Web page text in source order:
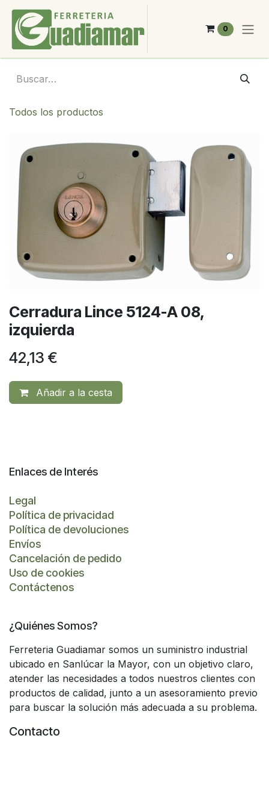
Ir al contenido
0
Todos los productos
Cerradura Lince 5124-A 08,
izquierda
42,13 €
Añadir a la cesta
Enlaces de Interés
Legal
Política de privacidad
Política de devoluciones
Envíos
Cancelación de pedido
Uso de cookies
Contáctenos
¿Quiénes Somos?
Ferreteria Guadiamar somos un suministro industrial
ubicado en Sanlúcar la Mayor, con un objetivo claro,
atender las necesidades a todos nuestros clientes con
productos de calidad, junto a un asesoramiento previo
para buscar la solución más adecuada a su problema.
Contacto